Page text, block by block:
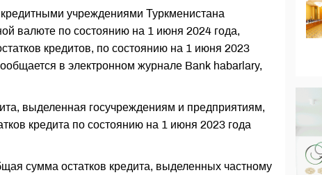
учреждениями Туркменистана
валюте по состоянию на 1 июня 2024 года,
кредитов, по состоянию на 1 июня 2023
в электронном журнале Bank habarlary,
выделенная госучреждениям и предприятиям,
кредита по состоянию на 1 июня 2023 года
сумма остатков кредита, выделенных частному